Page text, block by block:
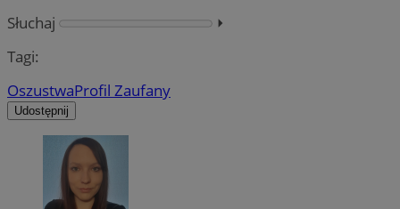
Słuchaj
⏵︎
Tagi:
OszustwaProfil Zaufany
Udostępnij